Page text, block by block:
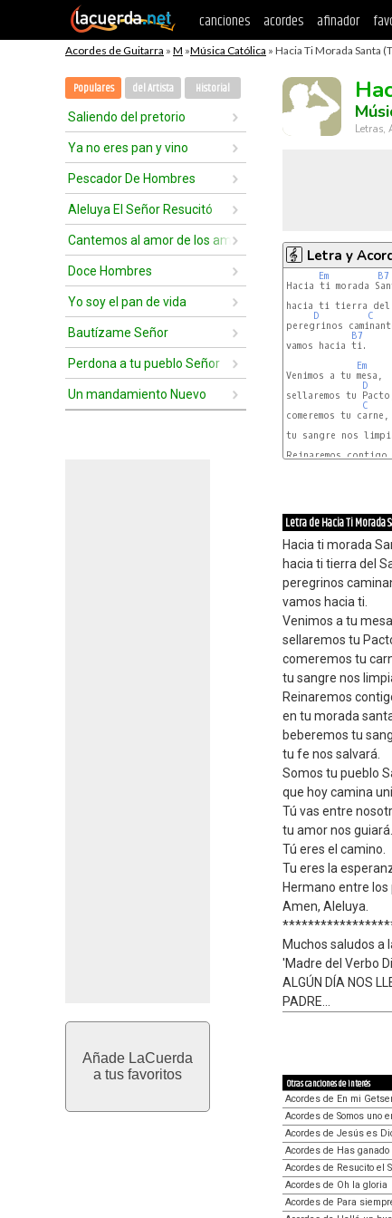
canciones acordes afinador
Acordes de Guitarra » M »Música Católica » Hacia Ti Morada Santa
Populares del Artista Historial
Saliendo del pretorio
Ya no eres pan y vino
Pescador De Hombres
Aleluya El Señor Resucitó
Cantemos al amor de los amores
Doce Hombres
Yo soy el pan de vida
Bautízame Señor
Perdona a tu pueblo Señor
Un mandamiento Nuevo
Añade LaCuerda
a tus favoritos
Letras,
Letra y
Em
B7
Hacia ti morada
hacia ti tierra del
D
C
peregrinos
B7
vamos hacia ti.
Em
Venimos a tu mesa,
D
sellaremos tu
C
comeremos tu carne,
tu sangre nos
Reinaremos contigo,
Letra de Hacia Ti Morada
Hacia ti morada
hacia ti tierra del
peregrinos
vamos hacia ti.
Venimos a tu
sellaremos tu
comeremos tu
tu sangre nos
Reinaremos
en tu morada
beberemos tu
tu fe nos salvará.
Somos tu pueblo
que hoy camina
Tú vas entre
tu amor nos guiará.
Tú eres el camino.
Tu eres la
Hermano entre los
Amen, Aleluya.
Muchos saludos a
'Madre del Verbo
ALGÚN DÍA NOS
PADRE...
Otras canciones de interés
Acordes de En mi
Acordes de Somos uno
Acordes de Jesús es
Acordes de Has ganado
Acordes de Resucito el
Acordes de Oh la gloria
Acordes de Para